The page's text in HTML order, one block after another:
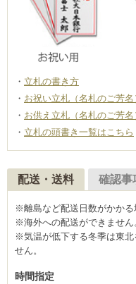
立札の書き方
お祝い立札（名札のご芳名
お供え立札（名札のご芳
立札の頭書き一覧はこちら
配送・送料 確認事
※離島など配送日数がかかる
※海外への配送ができません
※気温が低下する冬季は東北
せん。
時間指定